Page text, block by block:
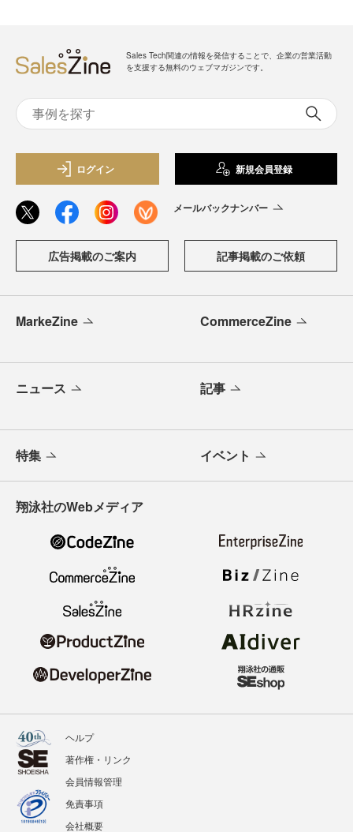
Sales Tech関連の情報を発信することで、企業の営業活動
を支援する無料のウェブマガジンです。
ログイン 新規会員登録
メールバックナンバー
広告掲載のご案内 記事掲載のご依頼
MarkeZine CommerceZine
ニュース 記事
特集 イベント
翔泳社のWebメディア
ヘルプ
著作権・リンク
会員情報管理
免責事項
会社概要